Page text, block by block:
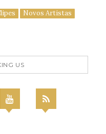
Novos Artistas
US